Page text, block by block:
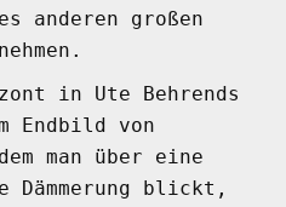
anderen großen
in Ute Behrends
Endbild von
man über eine
blickt,